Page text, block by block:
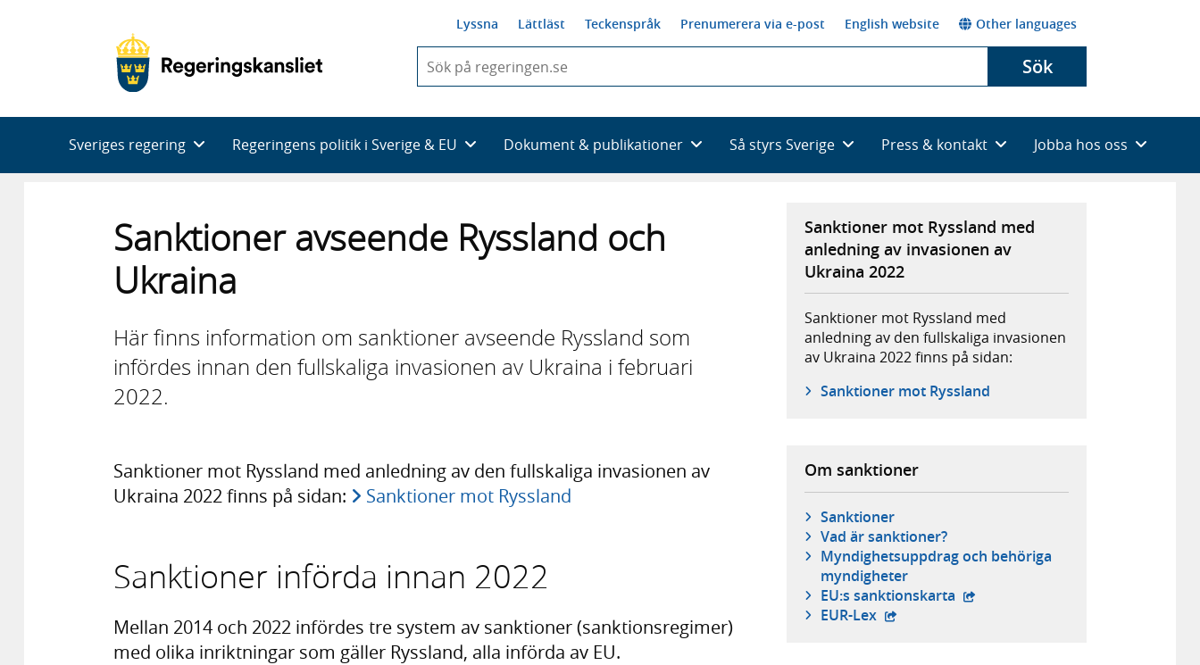
Lyssna Lättläst Teckenspråk Prenumerera via e-post English website Other languages
du
skriva
framträder
en
sökförslag
Sök
Sveriges regering Regeringens politik i Sverige & EU Dokument & publikationer Så styrs Sverige Press & kontakt Jobba hos oss
Sanktioner avseende Ryssland och
Ukraina
Här finns information om sanktioner avseende Ryssland som
infördes innan den fullskaliga invasionen av Ukraina i februari
2022.
Sanktioner mot Ryssland med anledning av den fullskaliga invasionen av
Ukraina 2022 finns på sidan:
Sanktioner mot Ryssland
Sanktioner införda innan 2022
Mellan 2014 och 2022 infördes tre system av sanktioner (sanktionsregimer)
med olika inriktningar som gäller Ryssland, alla införda av EU.
Sanktioner mot Ryssland med
anledning av invasionen av
Ukraina 2022
Sanktioner mot Ryssland med
anledning av den fullskaliga invasionen
av Ukraina 2022 finns på sidan:
Sanktioner mot Ryssland
Om sanktioner
Sanktioner
Vad är sanktioner?
Myndighetsuppdrag och behöriga
myndigheter
EU:s sanktionskarta - extern webbplats,
EUR-Lex - extern webbplats,